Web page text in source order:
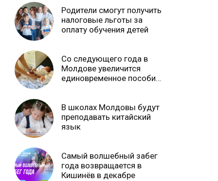
Родители смогут получить
налоговые льготы за
оплату обучения детей
Со следующего года в
Молдове увеличится
единовременное пособие
В школах Молдовы будут
преподавать китайский
язык
Самый волшебный забег
года возвращается в
Кишинёв в декабре